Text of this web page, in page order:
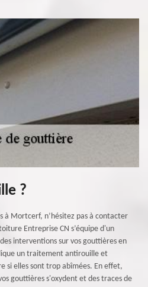
?
à Mortcerf, n’hésitez pas à contacter
Entreprise CN s’équipe d'un
interventions sur vos gouttières en
un traitement antirouille et
si elles sont trop abîmées. En effet,
gouttières s'oxydent et des traces de